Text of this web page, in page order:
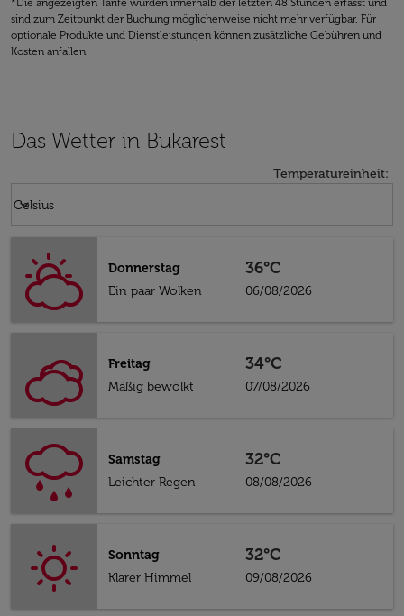
*Die angezeigten Tarife wurden innerhalb der letzten 48 Stunden erfasst und
sind zum Zeitpunkt der Buchung möglicherweise nicht mehr verfügbar. Für
optionale Produkte und Dienstleistungen können zusätzliche Gebühren und
Kosten anfallen.
Das Wetter in Bukarest
Temperatureinheit:
Celsius
keyboard_arrow_down
Donnerstag
Ein paar Wolken
36°C
06/08/2026
Freitag
Mäßig bewölkt
34°C
07/08/2026
Samstag
Leichter Regen
32°C
08/08/2026
Sonntag
Klarer Himmel
32°C
09/08/2026